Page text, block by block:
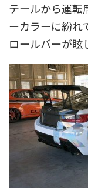
テールから運転
ーカラーに紛れ
ロールバーが眩